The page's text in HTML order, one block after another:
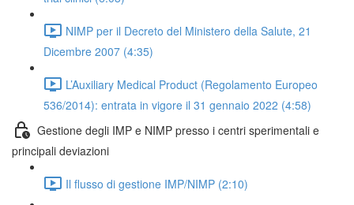
NIMP per il Decreto del Ministero della Salute, 21
Dicembre 2007 (4:35)
L’Auxiliary Medical Product (Regolamento Europeo
536/2014): entrata in vigore il 31 gennaio 2022 (4:58)
Gestione degli IMP e NIMP presso i centri sperimentali e
principali deviazioni
Il flusso di gestione IMP/NIMP (2:10)